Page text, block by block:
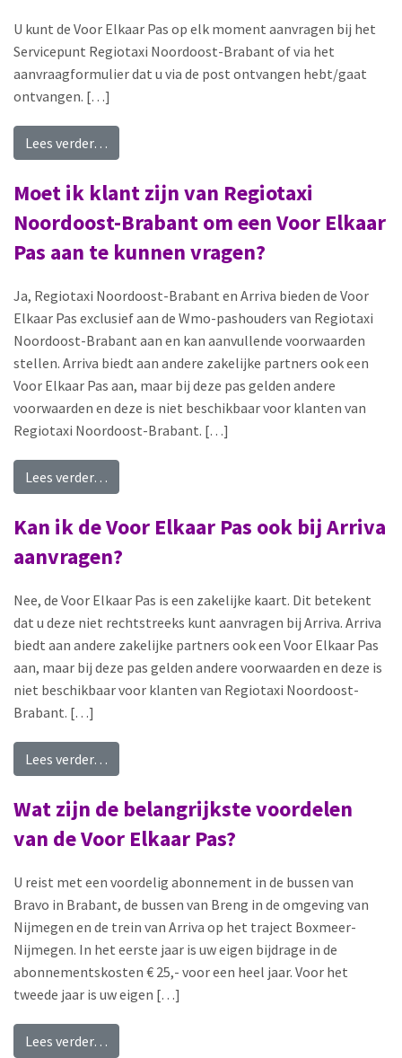
U kunt de Voor Elkaar Pas op elk moment aanvragen bij het
Servicepunt Regiotaxi Noordoost-Brabant of via het
aanvraagformulier dat u via de post ontvangen hebt/gaat
ontvangen. […]
Lees verder…
Moet ik klant zijn van Regiotaxi
Noordoost-Brabant om een Voor Elkaar
Pas aan te kunnen vragen?
Ja, Regiotaxi Noordoost-Brabant en Arriva bieden de Voor
Elkaar Pas exclusief aan de Wmo-pashouders van Regiotaxi
Noordoost-Brabant aan en kan aanvullende voorwaarden
stellen. Arriva biedt aan andere zakelijke partners ook een
Voor Elkaar Pas aan, maar bij deze pas gelden andere
voorwaarden en deze is niet beschikbaar voor klanten van
Regiotaxi Noordoost-Brabant. […]
Lees verder…
Kan ik de Voor Elkaar Pas ook bij Arriva
aanvragen?
Nee, de Voor Elkaar Pas is een zakelijke kaart. Dit betekent
dat u deze niet rechtstreeks kunt aanvragen bij Arriva. Arriva
biedt aan andere zakelijke partners ook een Voor Elkaar Pas
aan, maar bij deze pas gelden andere voorwaarden en deze is
niet beschikbaar voor klanten van Regiotaxi Noordoost-
Brabant. […]
Lees verder…
Wat zijn de belangrijkste voordelen
van de Voor Elkaar Pas?
U reist met een voordelig abonnement in de bussen van
Bravo in Brabant, de bussen van Breng in de omgeving van
Nijmegen en de trein van Arriva op het traject Boxmeer-
Nijmegen. In het eerste jaar is uw eigen bijdrage in de
abonnementskosten € 25,- voor een heel jaar. Voor het
tweede jaar is uw eigen […]
Lees verder…